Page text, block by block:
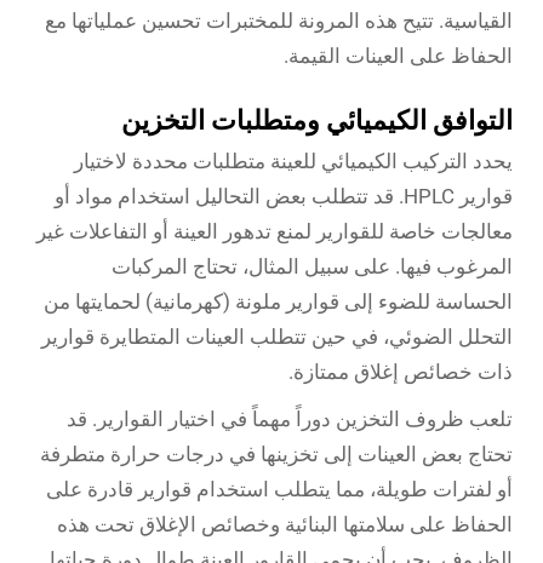
القياسية. تتيح هذه المرونة للمختبرات تحسين عملياتها مع
الحفاظ على العينات القيمة.
التوافق الكيميائي ومتطلبات التخزين
يحدد التركيب الكيميائي للعينة متطلبات محددة لاختيار
قوارير HPLC. قد تتطلب بعض التحاليل استخدام مواد أو
معالجات خاصة للقوارير لمنع تدهور العينة أو التفاعلات غير
المرغوب فيها. على سبيل المثال، تحتاج المركبات
الحساسة للضوء إلى قوارير ملونة (كهرمانية) لحمايتها من
التحلل الضوئي، في حين تتطلب العينات المتطايرة قوارير
ذات خصائص إغلاق ممتازة.
تلعب ظروف التخزين دوراً مهماً في اختيار القوارير. قد
تحتاج بعض العينات إلى تخزينها في درجات حرارة متطرفة
أو لفترات طويلة، مما يتطلب استخدام قوارير قادرة على
الحفاظ على سلامتها البنائية وخصائص الإغلاق تحت هذه